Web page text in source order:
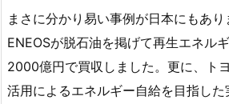
まさに分かり易い事例が日本にもあ
ENEOSが脱石油を掲げて再生エネル
2000億円で買収しました。更に、ト
活用によるエネルギー自給を目指し